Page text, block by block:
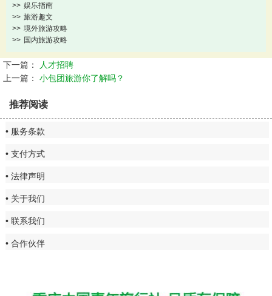
>> 娱乐指南
>> 旅游趣文
>> 境外旅游攻略
>> 国内旅游攻略
下一篇：
人才招聘
上一篇： 小包团旅游你了解吗？
推荐阅读
服务条款
支付方式
法律声明
关于我们
联系我们
合作伙伴